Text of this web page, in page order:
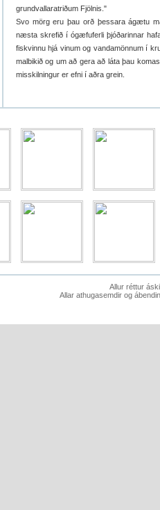
grundvallaratriðum Fjölnis."
Svo mörg eru þau orð þessara ágætu
næsta skrefið í ógæfuferli þjóðarinnar
fiskvinnu hjá vinum og vandamönnum í
malbikið og um að gera að láta þau
misskilningur er efni í aðra grein.
Allur réttur
Allar athugasemdir og